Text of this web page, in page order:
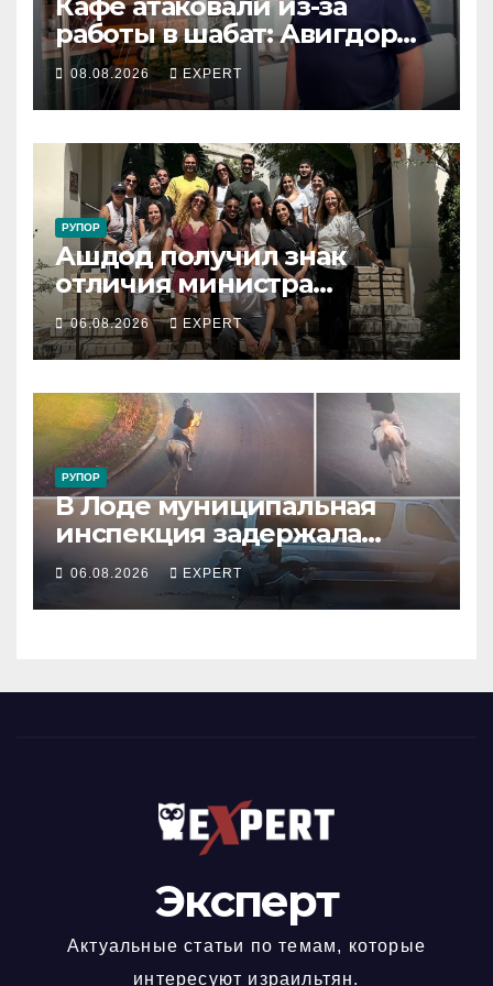
работы в шабат: Авигдор
Либерман приехал
поддержать владельцев
08.08.2026 EXPERT
РУПОР
Ашдод получил знак
отличия министра
обороны за поддержку
резервистов
06.08.2026 EXPERT
РУПОР
В Лоде муниципальная
инспекция задержала
подростка, устроившего
опасную скачку на лошади
по улицам города
06.08.2026 EXPERT
Эксперт
Актуальные статьи по темам, которые
интересуют израильтян.